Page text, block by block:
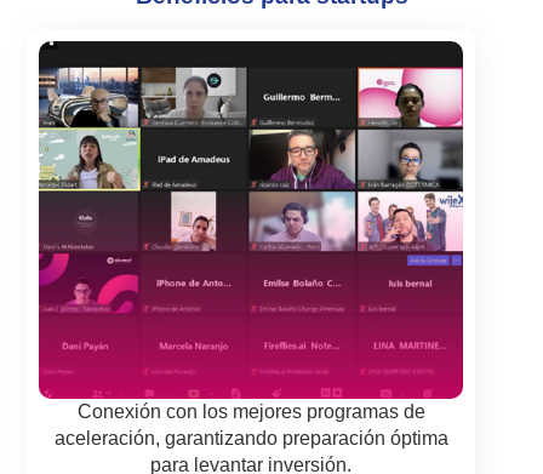
Conexión con los mejores programas de
aceleración, garantizando preparación óptima
para levantar inversión.